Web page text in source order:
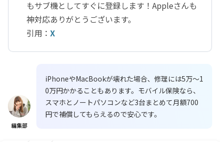
もサブ機としてすぐに登録します！Appleさんも
神対応ありがとうございます。
引用： X
編集部
iPhoneやMacBookが壊れた場合、修理には5万〜1
0万円かかることもあります。モバイル保険なら、
スマホとノートパソコンなど3台まとめて月額700
円で補償してもらえるので安心です。